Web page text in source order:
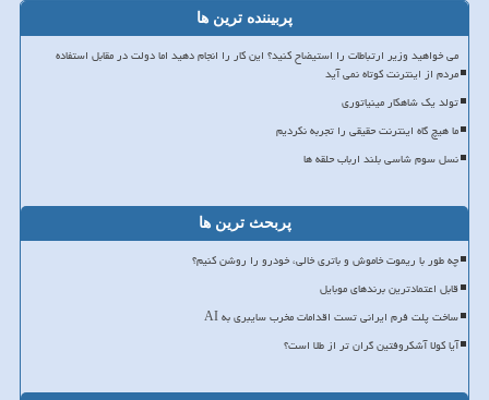
پربیننده ترین ها
می خواهید وزیر ارتباطات را استیضاح کنید؟ این کار را انجام دهید اما دولت در مقابل استفاده
مردم از اینترنت کوتاه نمی آید
تولد یک شاهکار مینیاتوری
ما هیچ گاه اینترنت حقیقی را تجربه نکردیم
نسل سوم شاسی بلند ارباب حلقه ها
پربحث ترین ها
چه طور با ریموت خاموش و باتری خالی، خودرو را روشن کنیم؟
قابل اعتمادترین برندهای موبایل
ساخت پلت فرم ایرانی تست اقدامات مخرب سایبری به AI
آیا کولا آشکروفتین گران تر از طلا است؟